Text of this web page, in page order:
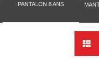
PANTALON 8 ANS